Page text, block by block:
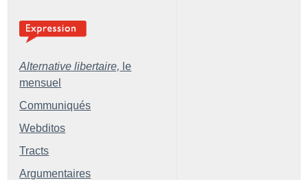
Alternative libertaire, le
mensuel
Communiqués
Webditos
Tracts
Argumentaires